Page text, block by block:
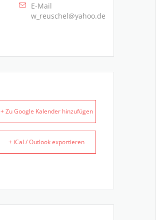
E-Mail
w_reuschel@yahoo.de
+ Zu Google Kalender hinzufügen
+ iCal / Outlook exportieren